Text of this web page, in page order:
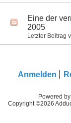
Eine der
2005
Letzter Beitrag
Anmelden
Powered by
Copyright ©2026